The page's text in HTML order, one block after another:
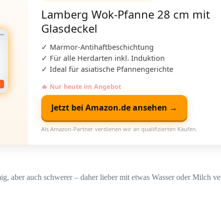
Lamberg Wok-Pfanne 28 cm mit
Glasdeckel
✓ Marmor-Antihaftbeschichtung
✓ Für alle Herdarten inkl. Induktion
✓ Ideal für asiatische Pfannengerichte
🔥 Nur heute im Angebot
Jetzt bei Amazon.de ansehen →
Als Amazon-Partner verdienen wir an qualifizierten Käufen.
aber auch schwerer – daher lieber mit etwas Wasser oder Milch